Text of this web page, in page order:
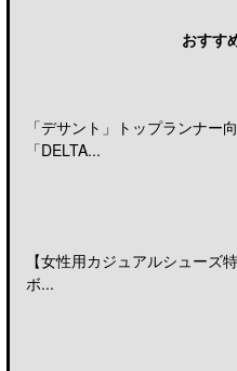
おすす
「デサント」トップランナー
「DELTA...
【女性用カジュアルシュー
ボ...